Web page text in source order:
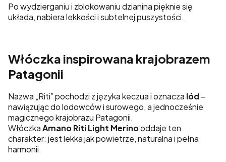
Po wydzierganiu i zblokowaniu dzianina pięknie się
układa, nabiera lekkości i subtelnej puszystości.
Włóczka inspirowana krajobrazem
Patagonii
Nazwa „Riti” pochodzi z języka keczua i oznacza lód–
nawiązując do lodowców i surowego, a jednocześnie
magicznego krajobrazu Patagonii.
WłóczkaAmano Riti Light Merinooddaje ten
charakter: jest lekka jak powietrze, naturalna i pełna
harmonii.